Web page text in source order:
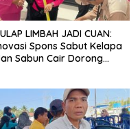
LIMBAH JADI CUAN:
Spons Sabut Kelapa
Sabun Cair Dorong